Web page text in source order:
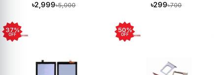
৳2,999৳5,000 ৳299৳700
37%
OFF
50%
OFF